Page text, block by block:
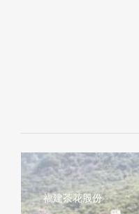
福建茶花股份